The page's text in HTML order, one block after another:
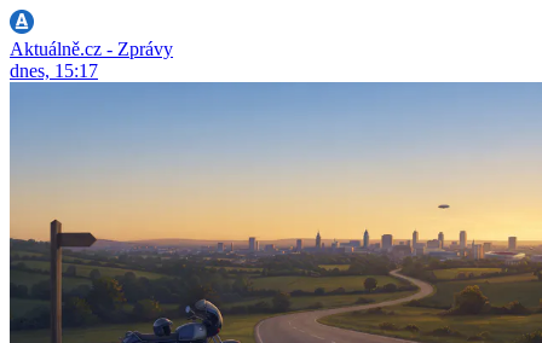
Aktuálně.cz - Zprávy
dnes, 15:17